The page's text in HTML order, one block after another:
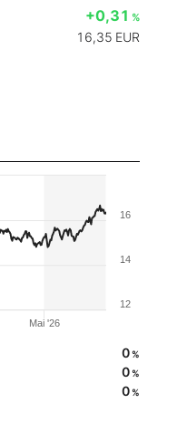
+0,31 %
16,35 EUR
Mai '26
12
14
16
0%
0%
0%